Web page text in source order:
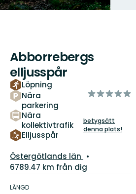
Abborrebergs
elljusspår
Löpning
Nära
parkering
Nära
kollektivtrafik
Elljusspår
av
betygsätt
denna plats!
Län:
Östergötlands län
6789.47 km från dig
om
LÄNGD